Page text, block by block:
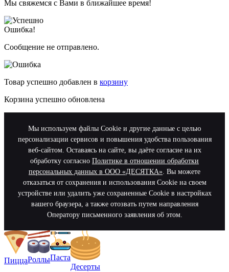
Мы свяжемся с Вами в ближайшее время!
Ошибка!
Сообщение не отправлено.
Товар успешно добавлен в корзину
Корзина успешно обновлена
Мы используем файлы Cookie и другие данные с целью
персонализации сервисов и повышения удобства пользования
веб-сайтом. Оставаясь на сайте, вы даёте согласие на их
обработку согласно Политике в отношении обработки
персональных данных в ООО «ДЕСЯТКА» . Вы можете
отказаться от сохранения и использования Cookie на своем
устройстве или удалить уже сохраненные Cookie в настройках
вашего браузера, а также отозвать путем направления
Оператору письменного заявления об этом.
ПиццаРоллыПаста
Десерты